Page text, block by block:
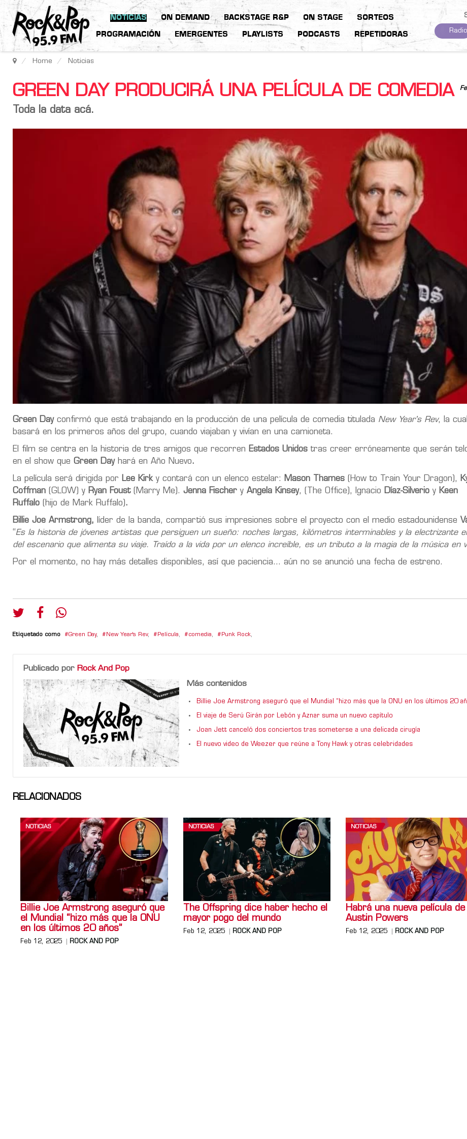
NOTICIAS ON DEMAND BACKSTAGE R&P ON STAGE SORTEOS
PROGRAMACIÓN EMERGENTES PLAYLISTS PODCASTS REPETIDORAS
Radio
Home Noticias
GREEN DAY PRODUCIRÁ UNA PELÍCULA DE COMEDIA
Toda la data acá.
Green Dayconfirmó que está trabajando en la producción de una película de comedia titulada New Year's Rev, la
basará en los primeros años del grupo, cuando viajaban y vivían en una camioneta.
El film se centra en la historia de tres amigos que recorren Estados Unidos tras creer erróneamente que serán
en el show que Green Dayhará en Año Nuevo.
La película será dirigida por Lee Kirky contará con un elenco estelar: Mason Thames (How to Train Your Dragon),
Coffman (GLOW) y Ryan Foust(Marry Me). Jenna Fischer y Angela Kinsey, (The Office), Ignacio Díaz-Silverio y Keen
Ruffalo (hijo de Mark Ruffalo) .
Billie Joe Armstrong, líder de la banda, compartió sus impresiones sobre el proyecto con el medio estadounidense
“Es la historia de jóvenes artistas que persiguen un sueño: noches largas, kilómetros interminables y la electrizante
del escenario que alimenta su viaje. Traído a la vida por un elenco increíble, es un tributo a la magia de la música en
Por el momento, no hay más detalles disponibles, así que paciencia… aún no se anunció una fecha de estreno.
Etiquetado como Green Day, New Year's Rev, Película, comedia, Punk Rock,
Publicado por Rock And Pop
Más contenidos
Billie Joe Armstrong aseguró que el Mundial “hizo más que la ONU en los últimos 20
El viaje de Serú Girán por Lebón y Aznar suma un nuevo capítulo
Joan Jett canceló dos conciertos tras someterse a una delicada cirugía
El nuevo video de Weezer que reúne a Tony Hawk y otras celebridades
RELACIONADOS
NOTICIAS
Billie Joe Armstrong aseguró que
el Mundial “hizo más que la ONU
en los últimos 20 años”
Feb 12, 2025 ROCK AND POP
NOTICIAS
The Offspring dice haber hecho el
mayor pogo del mundo
Feb 12, 2025 ROCK AND POP
NOTICIAS
Habrá una nueva película de
Austin Powers
Feb 12, 2025 ROCK AND POP